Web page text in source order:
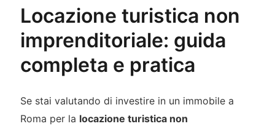
Locazione turistica non
imprenditoriale: guida
completa e pratica
Se stai valutando di investire in un immobile a
Roma per la locazione turistica non